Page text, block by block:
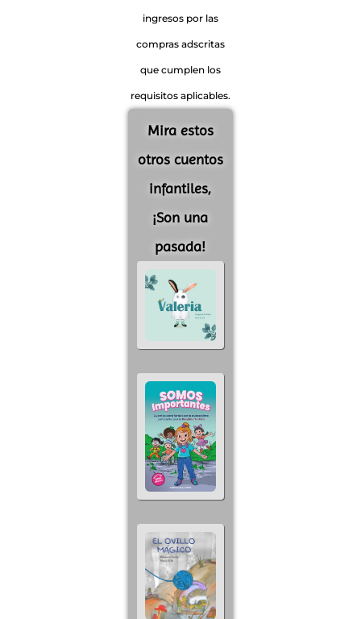
ingresos por las
compras adscritas
que cumplen los
requisitos aplicables.
Mira estos
otros cuentos
infantiles,
¡Son una
pasada!